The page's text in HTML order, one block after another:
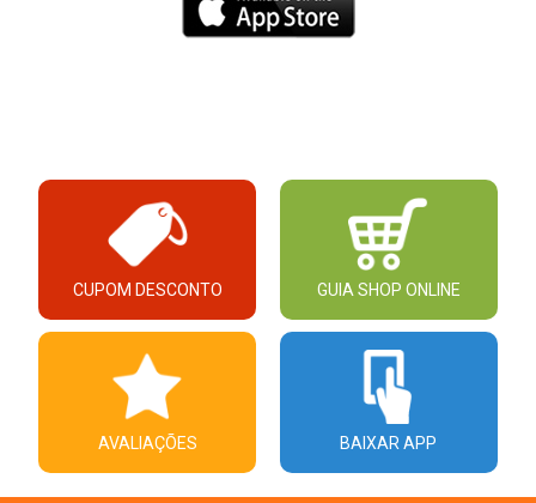
CUPOM DESCONTO GUIA SHOP ONLINE
AVALIAÇÕES BAIXAR APP